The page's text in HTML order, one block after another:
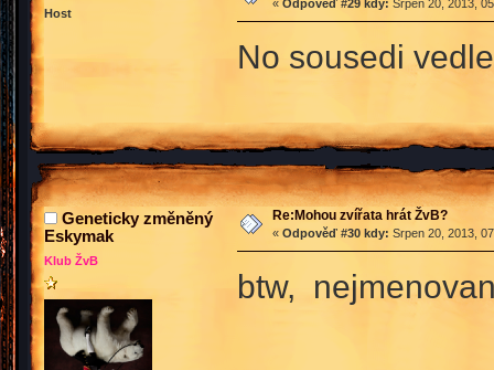
Host
« Odpověď #29 kdy: Srpen 20, 2013,
No sousedi
Geneticky změněný
Eskymak
Klub ŽvB
Re:Mohou zvířata hrát ŽvB?
« Odpověď #30 kdy: Srpen 20, 2013,
btw,